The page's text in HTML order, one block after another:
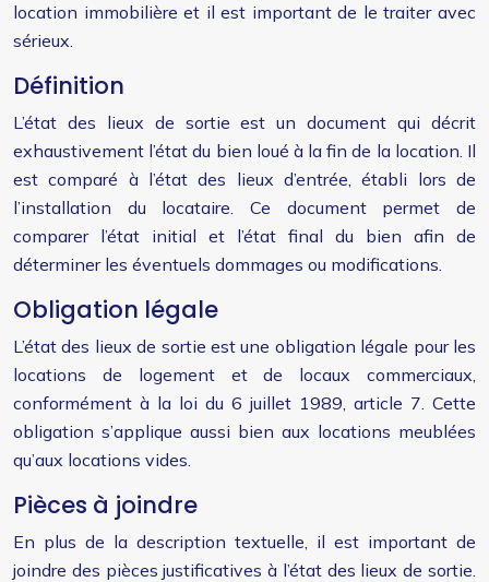
location immobilière et il est important de le traiter avec
sérieux.
Définition
L’état des lieux de sortie est un document qui décrit
exhaustivement l’état du bien loué à la fin de la location. Il
est comparé à l’état des lieux d’entrée, établi lors de
l’installation du locataire. Ce document permet de
comparer l’état initial et l’état final du bien afin de
déterminer les éventuels dommages ou modifications.
Obligation légale
L’état des lieux de sortie est une obligation légale pour les
locations de logement et de locaux commerciaux,
conformément à la loi du 6 juillet 1989, article 7. Cette
obligation s’applique aussi bien aux locations meublées
qu’aux locations vides.
Pièces à joindre
En plus de la description textuelle, il est important de
joindre des pièces justificatives à l’état des lieux de sortie.